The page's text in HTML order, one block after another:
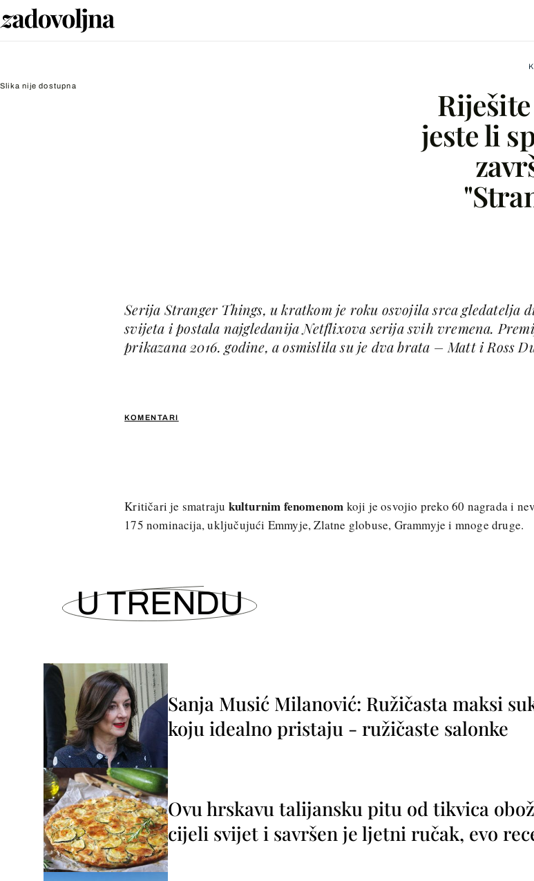
Slika nije dostupna
jeste li
KOMENTARI
Serija Stranger Things, u kratkom je roku osvojila srca gledatelja
svijeta i postala najgledanija Netflixova serija svih vremena.
prikazana 2016. godine, a osmislila su je dva brata – Matt i Ross
Kritičari je smatraju kulturnim fenomenom koji je osvojio preko 60 nagrada i
175 nominacija, uključujući Emmyje, Zlatne globuse, Grammyje i mnoge druge.
U TRENDU
Sanja Musić Milanović: Ružičasta maksi
koju idealno pristaju - ružičaste salonke
Ovu hrskavu talijansku pitu od tikvica
cijeli svijet i savršen je ljetni ručak, evo